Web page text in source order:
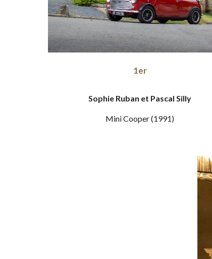
1er
Sophie Ruban et Pascal Silly
Mini Cooper(1991)